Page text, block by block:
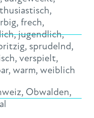
,
, frech,
,jugendlich,
, sprudelnd,
, verspielt,
, warm, weiblich
, Obwalden,